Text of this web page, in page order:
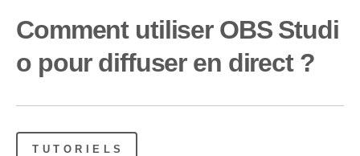
Comment utiliser OBS Studi
o pour diffuser en direct ?
TUTORIELS